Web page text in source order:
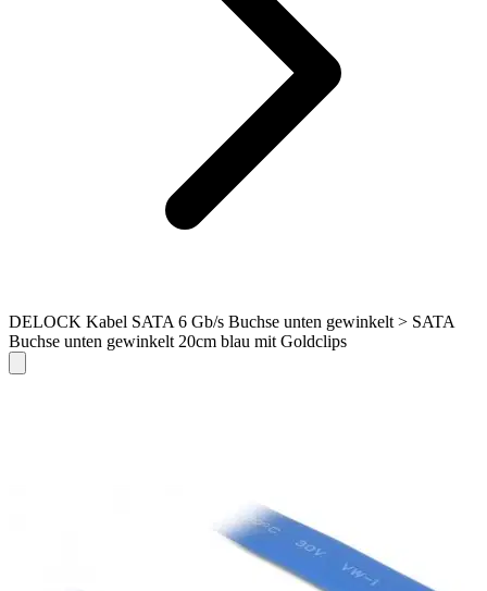
DELOCK Kabel SATA 6 Gb/s Buchse unten gewinkelt > SATA
Buchse unten gewinkelt 20cm blau mit Goldclips